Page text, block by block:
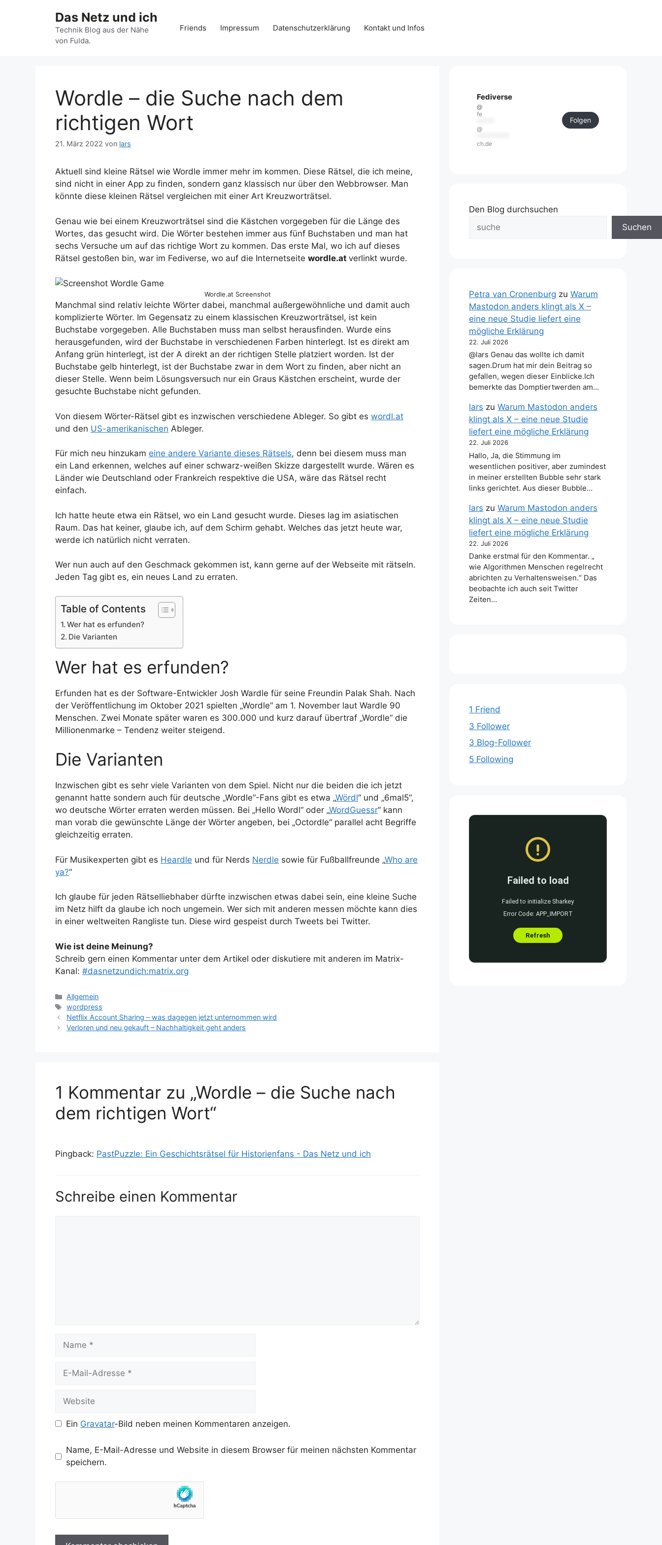
Das Netz und ich
Technik Blog aus der Nähe
von Fulda.
Friends Impressum Datenschutzerklärung Kontakt und Infos
Wordle – die Suche nach dem
richtigen Wort
21. März 2022 von lars
Aktuell sind kleine Rätsel wie Wordle immer mehr im kommen. Diese Rätsel, die ich meine,
sind nicht in einer App zu finden, sondern ganz klassisch nur über den Webbrowser. Man
könnte diese kleinen Rätsel vergleichen mit einer Art Kreuzworträtsel.
Genau wie bei einem Kreuzworträtsel sind die Kästchen vorgegeben für die Länge des
Wortes, das gesucht wird. Die Wörter bestehen immer aus fünf Buchstaben und man hat
sechs Versuche um auf das richtige Wort zu kommen. Das erste Mal, wo ich auf dieses
Rätsel gestoßen bin, war im Fediverse, wo auf die Internetseite wordle.at verlinkt wurde.
Wordle.at Screenshot
Manchmal sind relativ leichte Wörter dabei, manchmal außergewöhnliche und damit auch
komplizierte Wörter. Im Gegensatz zu einem klassischen Kreuzworträtsel, ist kein
Buchstabe vorgegeben. Alle Buchstaben muss man selbst herausfinden. Wurde eins
herausgefunden, wird der Buchstabe in verschiedenen Farben hinterlegt. Ist es direkt am
Anfang grün hinterlegt, ist der A direkt an der richtigen Stelle platziert worden. Ist der
Buchstabe gelb hinterlegt, ist der Buchstabe zwar in dem Wort zu finden, aber nicht an
dieser Stelle. Wenn beim Lösungsversuch nur ein Graus Kästchen erscheint, wurde der
gesuchte Buchstabe nicht gefunden.
Von diesem Wörter-Rätsel gibt es inzwischen verschiedene Ableger. So gibt es wordl.at
und den US-amerikanischen Ableger.
Für mich neu hinzukam eine andere Variante dieses Rätsels, denn bei diesem muss man
ein Land erkennen, welches auf einer schwarz-weißen Skizze dargestellt wurde. Wären es
Länder wie Deutschland oder Frankreich respektive die USA, wäre das Rätsel recht
einfach.
Ich hatte heute etwa ein Rätsel, wo ein Land gesucht wurde. Dieses lag im asiatischen
Raum. Das hat keiner, glaube ich, auf dem Schirm gehabt. Welches das jetzt heute war,
werde ich natürlich nicht verraten.
Wer nun auch auf den Geschmack gekommen ist, kann gerne auf der Webseite mit rätseln.
Jeden Tag gibt es, ein neues Land zu erraten.
Table of Contents
Wer hat es erfunden?
Die Varianten
Wer hat es erfunden?
Erfunden hat es der Software-Entwickler Josh Wardle für seine Freundin Palak Shah. Nach
der Veröffentlichung im Oktober 2021 spielten „Wordle“ am 1. November laut Wardle 90
Menschen. Zwei Monate später waren es 300.000 und kurz darauf übertraf „Wordle“ die
Millionenmarke – Tendenz weiter steigend.
Die Varianten
Inzwischen gibt es sehr viele Varianten von dem Spiel. Nicht nur die beiden die ich jetzt
genannt hatte sondern auch für deutsche „Wordle“-Fans gibt es etwa „Wördl“ und „6mal5“,
wo deutsche Wörter erraten werden müssen. Bei „Hello Wordl“ oder „WordGuessr“ kann
man vorab die gewünschte Länge der Wörter angeben, bei „Octordle“ parallel acht Begriffe
gleichzeitig erraten.
Für Musikexperten gibt es Heardle und für Nerds Nerdle sowie für Fußballfreunde „Who are
ya?“
Ich glaube für jeden Rätselliebhaber dürfte inzwischen etwas dabei sein, eine kleine Suche
im Netz hilft da glaube ich noch ungemein. Wer sich mit anderen messen möchte kann dies
in einer weltweiten Rangliste tun. Diese wird gespeist durch Tweets bei Twitter.
Wie ist deine Meinung?
Schreib gern einen Kommentar unter dem Artikel oder diskutiere mit anderen im Matrix-
Kanal: #dasnetzundich:matrix.org
Kategorien
Allgemein
Schlagwörter
wordpress
Netflix Account Sharing – was dagegen jetzt unternommen wird
Verloren und neu gekauft – Nachhaltigkeit geht anders
1 Kommentar zu „Wordle – die Suche nach
dem richtigen Wort“
Pingback: PastPuzzle: Ein Geschichtsrätsel für Historienfans - Das Netz und ich
Schreibe einen Kommentar
Mail-
Ein Gravatar-Bild neben meinen Kommentaren anzeigen.
Name, E-Mail-Adresse und Website in diesem Browser für meinen nächsten Kommentar
speichern.
Fediverse
@
fe
@
ch.de
Folgen
Den Blog durchsuchen
Suchen
Petra van Cronenburg zu Warum
Mastodon anders klingt als X –
eine neue Studie liefert eine
mögliche Erklärung
22. Juli 2026
@lars Genau das wollte ich damit
sagen.Drum hat mir dein Beitrag so
gefallen, wegen dieser Einblicke.Ich
bemerkte das Domptiertwerden am…
lars zu Warum Mastodon anders
klingt als X – eine neue Studie
liefert eine mögliche Erklärung
22. Juli 2026
Hallo, Ja, die Stimmung im
wesentlichen positiver, aber zumindest
in meiner erstellten Bubble sehr stark
links gerichtet. Aus dieser Bubble…
lars zu Warum Mastodon anders
klingt als X – eine neue Studie
liefert eine mögliche Erklärung
22. Juli 2026
Danke erstmal für den Kommentar. „
wie Algorithmen Menschen regelrecht
abrichten zu Verhaltensweisen.“ Das
beobachte ich auch seit Twitter
Zeiten…
1 Friend
3 Follower
3 Blog-Follower
5 Following